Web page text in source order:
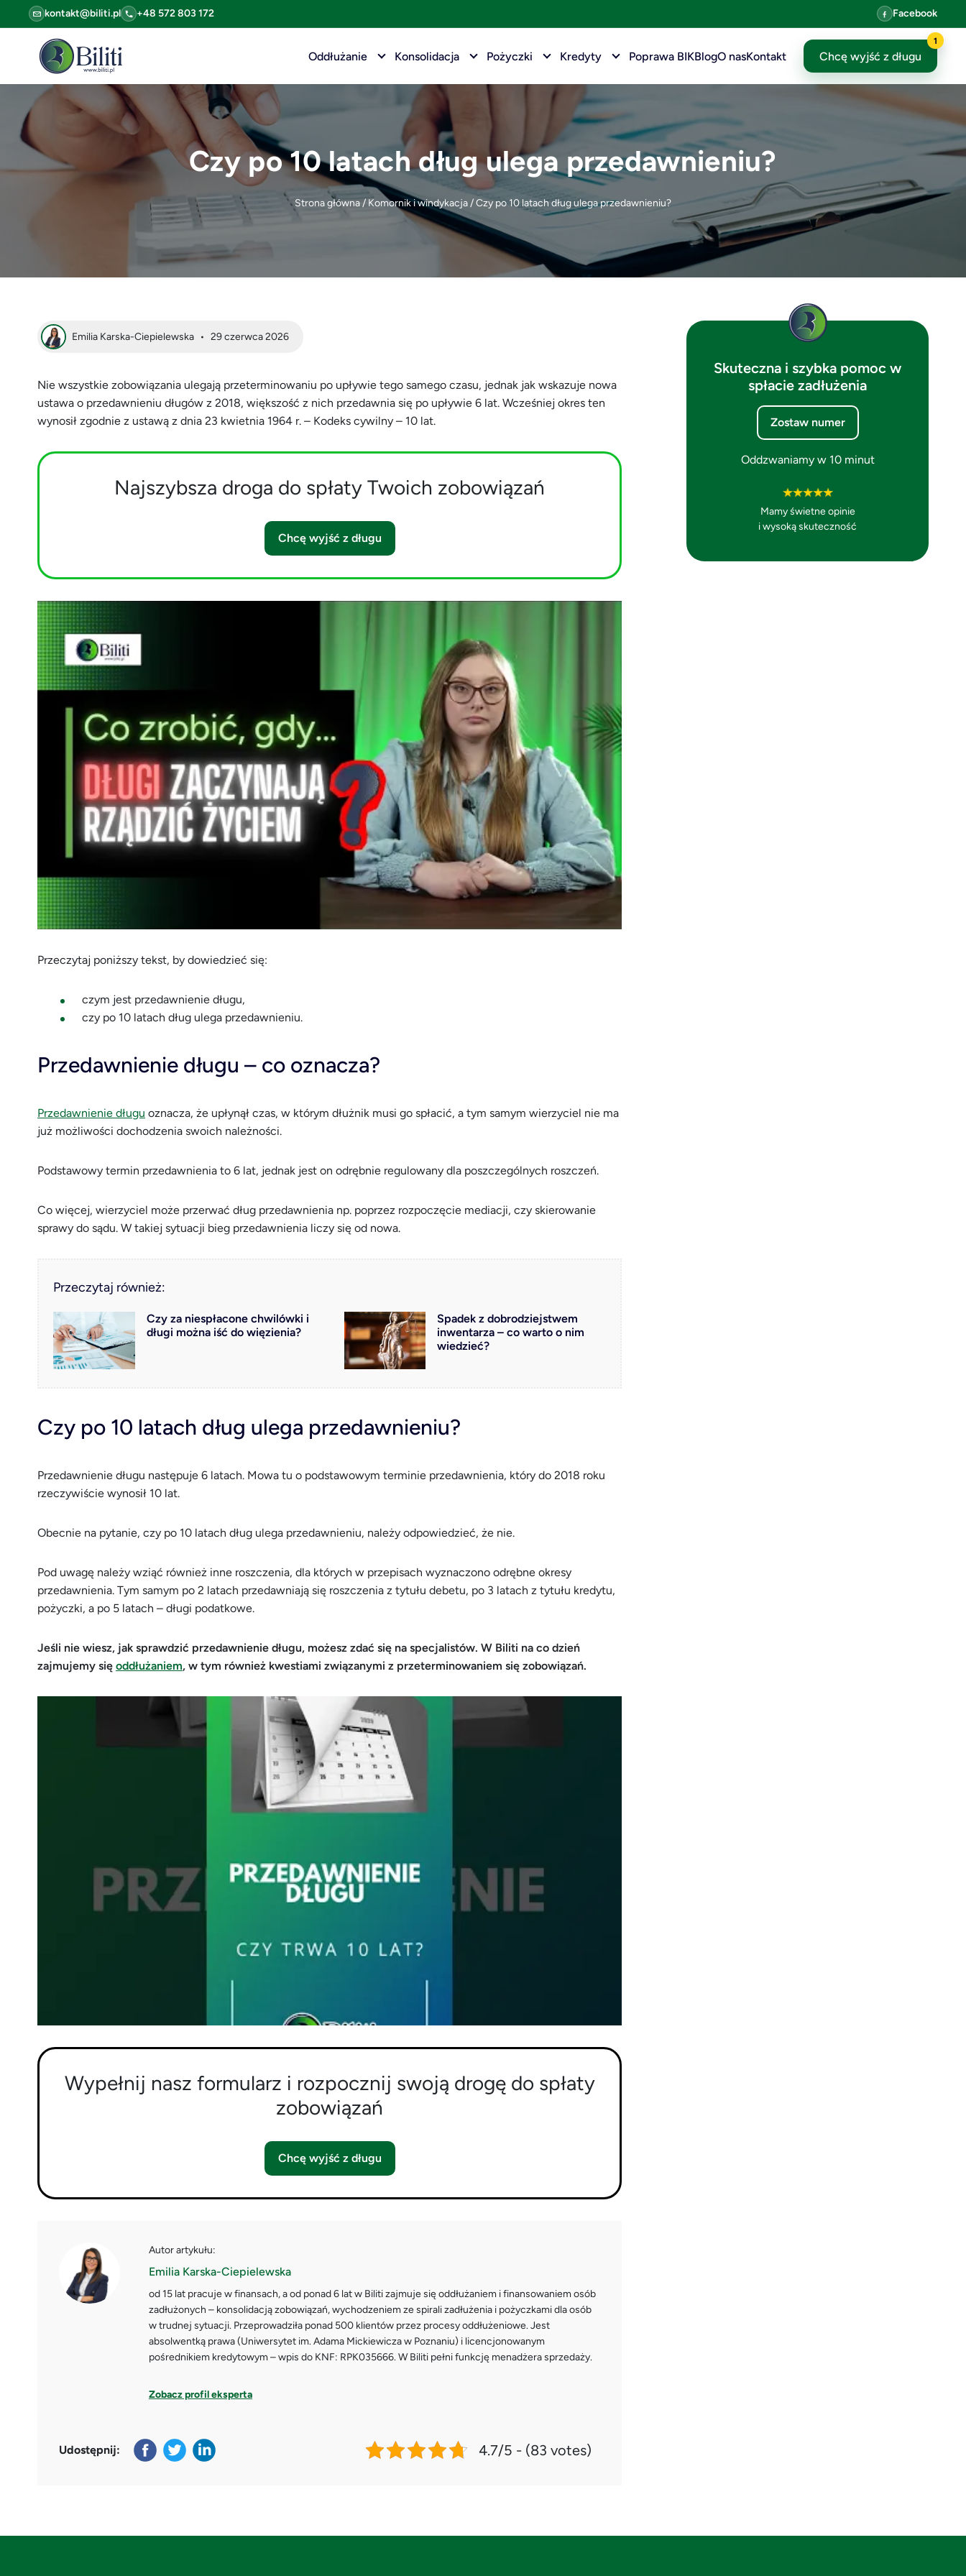
kontakt@biliti.pl +48 572 803 172 Facebook
Oddłużanie Konsolidacja Pożyczki Kredyty Poprawa BIKBlogO nasKontakt Chcę wyjść z długu
1
Czy po 10 latach dług ulega przedawnieniu?
Strona główna/ Komornik i windykacja/Czy po 10 latach dług ulega przedawnieniu?
Emilia Karska-Ciepielewska • 29 czerwca 2026
Nie wszystkie zobowiązania ulegają przeterminowaniu po upływie tego samego czasu, jednak jak wskazuje nowa
ustawa o przedawnieniu długów z 2018, większość z nich przedawnia się po upływie 6 lat. Wcześniej okres ten
wynosił zgodnie z ustawą z dnia 23 kwietnia 1964 r. – Kodeks cywilny – 10 lat.
Najszybsza droga do spłaty Twoich zobowiązań
Chcę wyjść z długu
Przeczytaj poniższy tekst, by dowiedzieć się:
czym jest przedawnienie długu,
czy po 10 latach dług ulega przedawnieniu.
Przedawnienie długu – co oznacza?
Przedawnienie długu oznacza, że upłynął czas, w którym dłużnik musi go spłacić, a tym samym wierzyciel nie ma
już możliwości dochodzenia swoich należności.
Podstawowy termin przedawnienia to 6 lat, jednak jest on odrębnie regulowany dla poszczególnych roszczeń.
Co więcej, wierzyciel może przerwać dług przedawnienia np. poprzez rozpoczęcie mediacji, czy skierowanie
sprawy do sądu. W takiej sytuacji bieg przedawnienia liczy się od nowa.
Przeczytaj również:
Czy za niespłacone chwilówki i
długi można iść do więzienia?
Spadek z dobrodziejstwem
inwentarza – co warto o nim
wiedzieć?
Czy po 10 latach dług ulega przedawnieniu?
Przedawnienie długu następuje 6 latach. Mowa tu o podstawowym terminie przedawnienia, który do 2018 roku
rzeczywiście wynosił 10 lat.
Obecnie na pytanie, czy po 10 latach dług ulega przedawnieniu, należy odpowiedzieć, że nie.
Pod uwagę należy wziąć również inne roszczenia, dla których w przepisach wyznaczono odrębne okresy
przedawnienia. Tym samym po 2 latach przedawniają się roszczenia z tytułu debetu, po 3 latach z tytułu kredytu,
pożyczki, a po 5 latach – długi podatkowe.
Jeśli nie wiesz, jak sprawdzić przedawnienie długu, możesz zdać się na specjalistów. W Biliti na co dzień
zajmujemy się oddłużaniem, w tym również kwestiami związanymi z przeterminowaniem się zobowiązań.
Wypełnij nasz formularz i rozpocznij swoją drogę do spłaty
zobowiązań
Chcę wyjść z długu
Autor artykułu:
Emilia Karska-Ciepielewska
od 15 lat pracuje w finansach, a od ponad 6 lat w Biliti zajmuje się oddłużaniem i finansowaniem osób
zadłużonych – konsolidacją zobowiązań, wychodzeniem ze spirali zadłużenia i pożyczkami dla osób
w trudnej sytuacji. Przeprowadziła ponad 500 klientów przez procesy oddłużeniowe. Jest
absolwentką prawa (Uniwersytet im. Adama Mickiewicza w Poznaniu) i licencjonowanym
pośrednikiem kredytowym – wpis do KNF: RPK035666. W Biliti pełni funkcję menadżera sprzedaży.
Zobacz profil eksperta
Udostępnij: 4.7/5 - (83 votes)
Skuteczna i szybka pomoc w
spłacie zadłużenia
Zostaw numer
Oddzwaniamy w 10 minut
Mamy świetne opinie
i wysoką skuteczność